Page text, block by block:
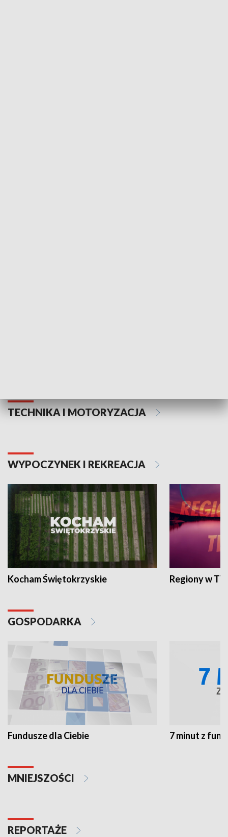
TECHNIKA I MOTORYZACJA
WYPOCZYNEK I REKREACJA
Kocham Świętokrzyskie Regiony w
GOSPODARKA
Fundusze dla Ciebie 7 minut z
MNIEJSZOŚCI
REPORTAŻE